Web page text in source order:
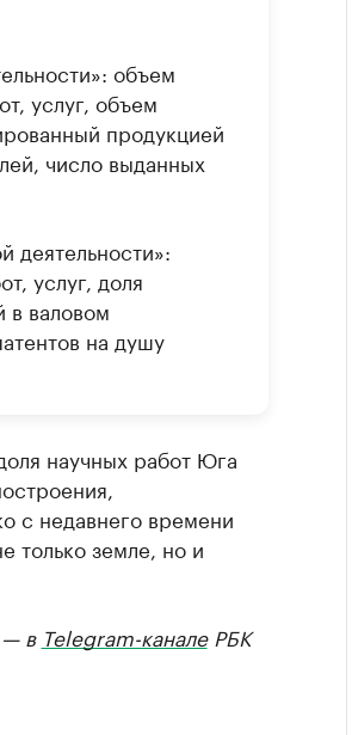
объем
услуг, объем
продукцией
число выданных
деятельности»:
услуг, доля
в валовом
на душу
научных работ Юга
с недавнего времени
только земле, но и
— в Telegram-каналеРБК